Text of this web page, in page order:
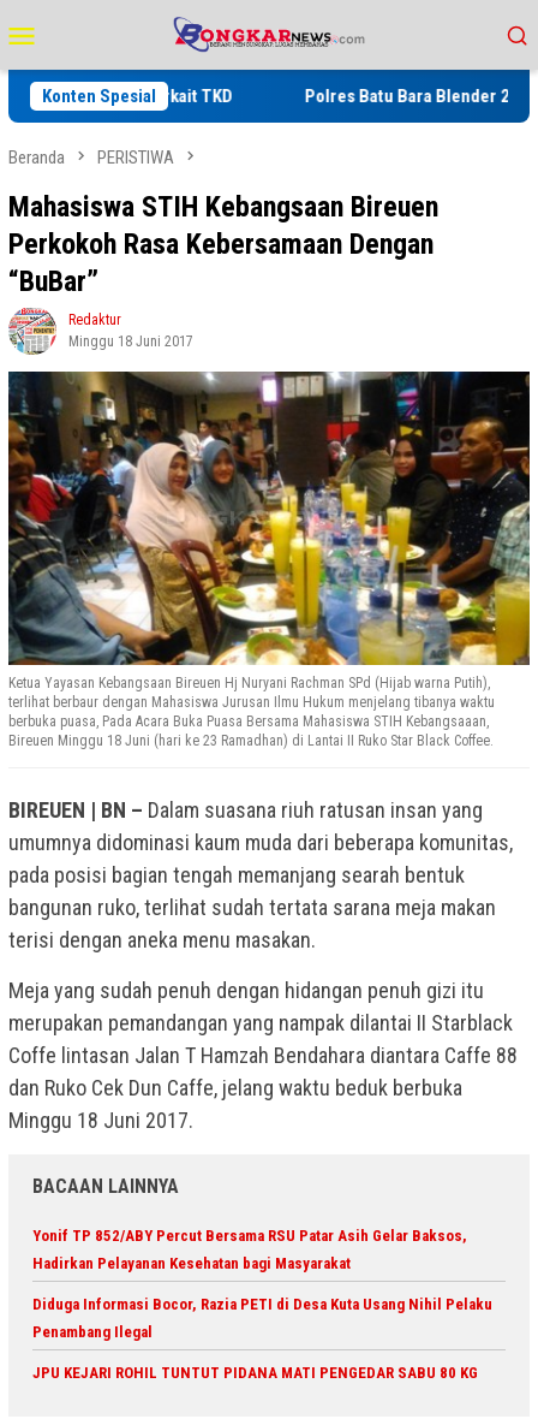
ke
kontenMobile
Konten Spesial
Terkait TKD Polres Batu Bara Blender 2 Kg Sabu
Beranda PERISTIWA
Mahasiswa STIH Kebangsaan Bireuen
Perkokoh Rasa Kebersamaan Dengan
“BuBar”
Redaktur
Minggu 18 Juni 2017
Ketua Yayasan Kebangsaan Bireuen Hj Nuryani Rachman SPd (Hijab warna Putih),
terlihat berbaur dengan Mahasiswa Jurusan Ilmu Hukum menjelang tibanya waktu
berbuka puasa, Pada Acara Buka Puasa Bersama Mahasiswa STIH Kebangsaaan,
Bireuen Minggu 18 Juni (hari ke 23 Ramadhan) di Lantai II Ruko Star Black Coffee.
BIREUEN | BN – Dalam suasana riuh ratusan insan yang
umumnya didominasi kaum muda dari beberapa komunitas,
pada posisi bagian tengah memanjang searah bentuk
bangunan ruko, terlihat sudah tertata sarana meja makan
terisi dengan aneka menu masakan.
Meja yang sudah penuh dengan hidangan penuh gizi itu
merupakan pemandangan yang nampak dilantai II Starblack
Coffe lintasan Jalan T Hamzah Bendahara diantara Caffe 88
dan Ruko Cek Dun Caffe, jelang waktu beduk berbuka
Minggu 18 Juni 2017.
BACAAN LAINNYA
Yonif TP 852/ABY Percut Bersama RSU Patar Asih Gelar Baksos,
Hadirkan Pelayanan Kesehatan bagi Masyarakat
Diduga Informasi Bocor, Razia PETI di Desa Kuta Usang Nihil Pelaku
Penambang Ilegal
JPU KEJARI ROHIL TUNTUT PIDANA MATI PENGEDAR SABU 80 KG